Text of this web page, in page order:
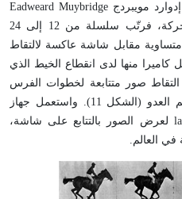
في تلك الحقبة أيضاً جرب المصور إدوارد مويبردج Eadweard Muybridge
من كاليفورنيا تصوير الأجسام المتحركة، فرتّب سلسلة من 12 إلى 24
مقابل شاشة عاكسة لالتقاط
منها لدى انقطاع الخيط الذي
صور متتابعة لخطوات الفرس
بدءاً من سيره الهيدبى ثم الخبب ثم العدو (الشكل 11). واستعمل جهاز
إسقاط ضوئي lantern-slide projector لعرض الصور بالتتابع على شاشة،
العالم.